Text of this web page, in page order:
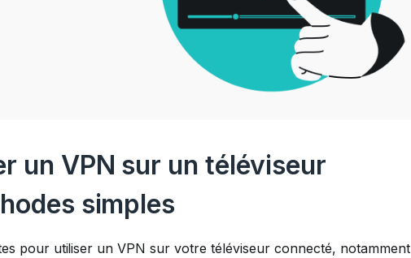
un VPN sur un téléviseur
simples
pour utiliser un VPN sur votre téléviseur connecté, notamment